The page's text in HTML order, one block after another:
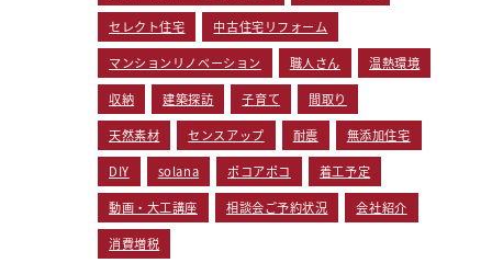
セレクト住宅 中古住宅リフォーム
マンションリノベーション 職人さん 温熱環境
収納 建築探訪 子育て 間取り
天然素材 センスアップ 耐震 無添加住宅
DIY solana ポコアポコ 着工予定
動画・大工講座 相談会ご予約状況 会社紹介
消費増税